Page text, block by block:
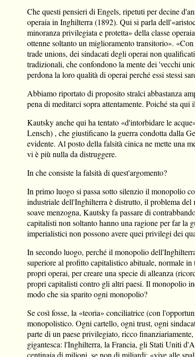
Che questi pensieri di Engels, ripetuti per decine
operaia in Inghilterra (1892). Qui si parla
minoranza privilegiata e protetta» della classe
ottenne soltanto un miglioramento transitorio».
trade unions, dei sindacati degli operai non
tradizionali, che confondono la mente dei 'vecchi
perdona la loro qualità di operai perché essi stessi
Abbiamo riportato di proposito stralci abbastanza
pena di meditarci sopra attentamente. Poiché sta
Kautsky anche qui ha tentato «d'intorbidare le
Lensch) , che giustificano la guerra condotta dalla
evidente. Al posto della falsità cinica ne mette una
vi è più nulla da distruggere.
In che consiste la falsità di quest'argomento?
In primo luogo si passa sotto silenzio il monopolio
industriale dell'Inghilterra è distrutto, il problema del
soave menzogna, Kautsky fa passare di
capitalisti non soltanto hanno una ragione per far la
imperialistici non possono avere quei privilegi dei
In secondo luogo, perché il monopolio
superiore al profitto capitalistico abituale, normale
propri operai, per creare una specie di alleanza
propri capitalisti contro gli altri paesi. Il monopolio
modo che sia sparito ogni monopolio?
Se così fosse, la «teoria» conciliatrice (con
monopolistico. Ogni cartello, ogni trust, ogni
parte di un paese privilegiato, ricco
gigantesca: l'Inghilterra, la Francia, gli Stati Uniti
centinaia di milioni, se non di miliardi; «vive alle